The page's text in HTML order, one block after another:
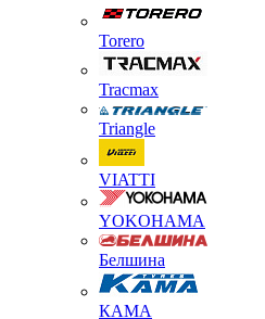
Torero
Tracmax
Triangle
VIATTI
YOKOHAMA
Белшина
КАМА